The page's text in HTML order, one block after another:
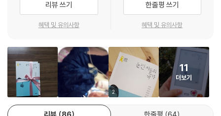
벽돌 들고 다니는 사람을 나는 꼭 닮았다.
잔해 속의 벽돌 하나를 들고서 자기 집이 한때 어땠는지 기억하려는 사람.
싶은 사람. 브레히트의 “벽돌 들고 다니는 사람”은 광화문 앞의 유가족들
을 꼭 닮았다. 세계의 거짓과 태만이 그들의 집을 부쉈다.
---진은영(시인)
분에 대해서는 저자 인세와 출판사 판매 수익금(매출액에서 제작비와 물
류비와 제세공과금을 제외한 금액) 전액을 기부합니다.
기부됩니다.
| 책을 엮으며 |
그렇다. 사고와 사건은 다르다. 이 책에 실려 있는 박민규의 글도 힘주어 말
하고 있지만, 나는 서사론 강의의 도입부에 그와 비슷한 이야기를 자주 한
리뷰 쓰기
혜택 및 유의사항
한줄평 쓰기
혜택 및 유의사항
2
11
더보기